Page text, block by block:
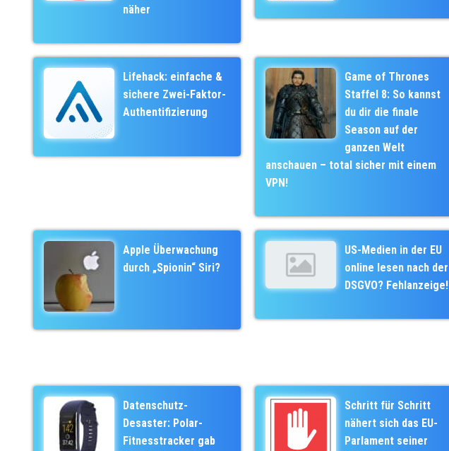
i
g
näher
Lifehack: einfache &
sichere Zwei-Faktor-
Authentifizierung
Game of Thrones
Staffel 8: So kannst
du dir die finale
Season auf der
ganzen Welt
anschauen – total sicher mit einem
VPN!
Apple Überwachung
durch „Spionin“ Siri?
US-Medien in der EU
online lesen nach der
DSGVO? Fehlanzeige!
Datenschutz-
Desaster: Polar-
Fitnesstracker gab
Schritt für Schritt
nähert sich das EU-
Parlament seiner